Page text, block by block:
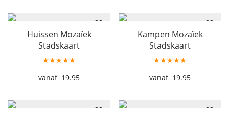
Huissen Mozaïek
Stadskaart
★★★★★
19.95
Kampen Mozaïek
Stadskaart
★★★★★
19.95